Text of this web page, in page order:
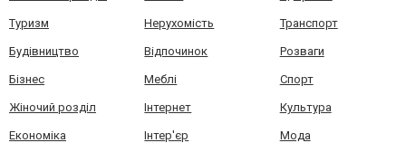
Туризм Нерухомість Транспорт
Будівництво Відпочинок Розваги
Бізнес Меблі Спорт
Жіночий розділ Інтернет Культура
Економіка Інтер'єр Мода